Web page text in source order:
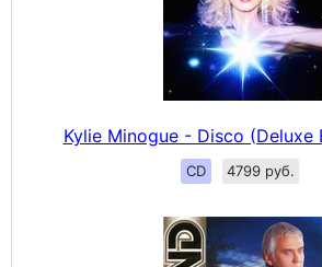
Kylie Minogue - Disco (Deluxe
CD 4799 руб.